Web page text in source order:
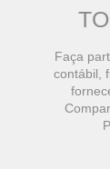
Faça
contábil,